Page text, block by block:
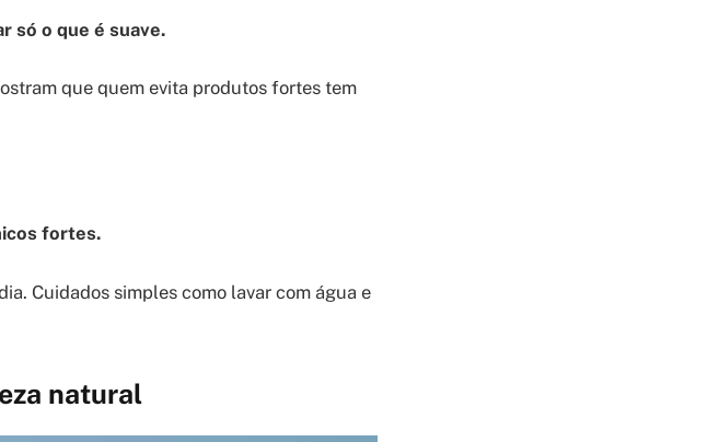
só o que é suave.
que quem evita produtos fortes tem
fortes.
Cuidados simples como lavar com água e
natural